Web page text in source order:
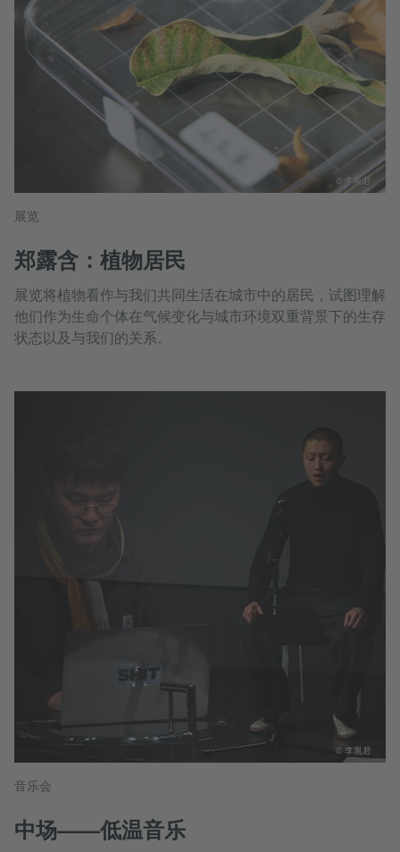
展览
郑露含：植物居民
展览将植物看作与我们共同生活在城市中的居民，试图理解
他们作为生命个体在气候变化与城市环境双重背景下的生存
状态以及与我们的关系。
© 李胤君
音乐会
中场——低温音乐
© 李胤君